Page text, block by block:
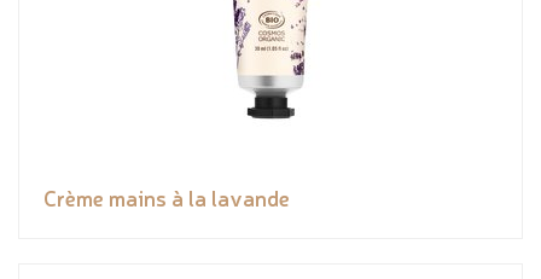
Crème mains à la lavande